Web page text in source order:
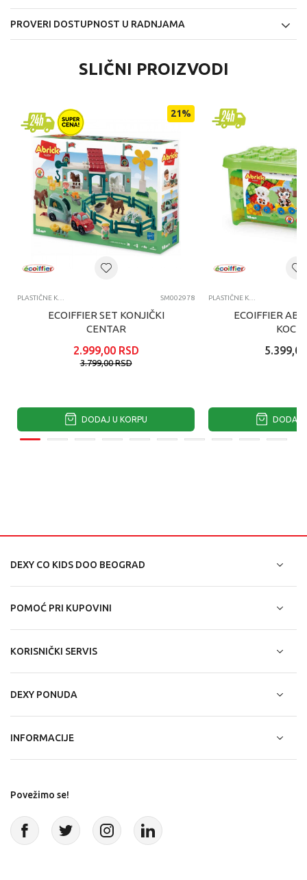
PROVERI DOSTUPNOST U RADNJAMA
SLIČNI PROIZVODI
21%
PLASTIČNE KOCKE SM002978
ECOIFFIER SET KONJIČKI
CENTAR
2.999,00 RSD
3.799,00RSD
DODAJ U KORPU
PLASTIČNE KOCKE
ECOIFFIER
5.399,00
DODAJ
DEXY CO KIDS DOO BEOGRAD
POMOĆ PRI KUPOVINI
KORISNIČKI SERVIS
DEXY PONUDA
INFORMACIJE
Povežimo se!